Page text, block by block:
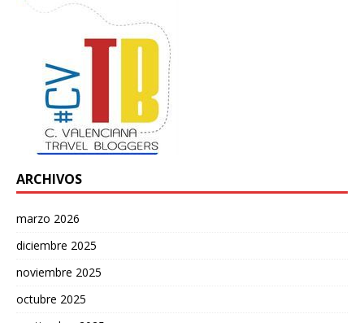
ARCHIVOS
marzo 2026
diciembre 2025
noviembre 2025
octubre 2025